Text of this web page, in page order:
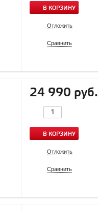
В КОРЗИНУ
Отложить
Сравнить
24 990 руб.
В КОРЗИНУ
Отложить
Сравнить